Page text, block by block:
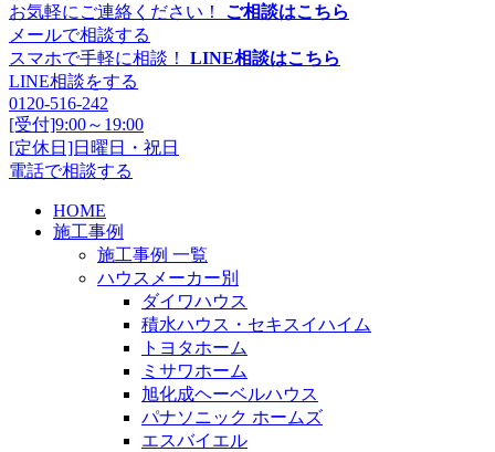
お気軽にご連絡ください！ ご相談はこちら
メールで相談する
スマホで手軽に相談！ LINE相談はこちら
LINE相談をする
0120-516-242
[受付]9:00～19:00
[定休日]日曜日・祝日
電話で相談する
HOME
施工事例
施工事例 一覧
ハウスメーカー別
ダイワハウス
積水ハウス・セキスイハイム
トヨタホーム
ミサワホーム
旭化成ヘーベルハウス
パナソニック ホームズ
エスバイエル